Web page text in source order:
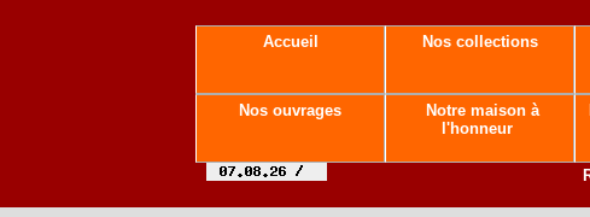
Accueil Nos collections
Nos ouvrages
Notre maison à
l'honneur